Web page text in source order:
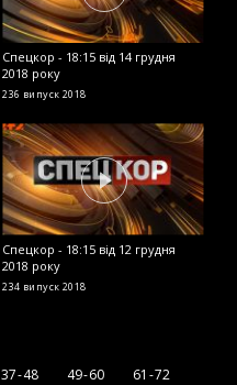
Спецкор - 18:15 від 14 грудня
2018 року
236 випуск 2018
Спецкор - 18:15 від 12 грудня
2018 року
234 випуск 2018
37-48 49-60
61-72